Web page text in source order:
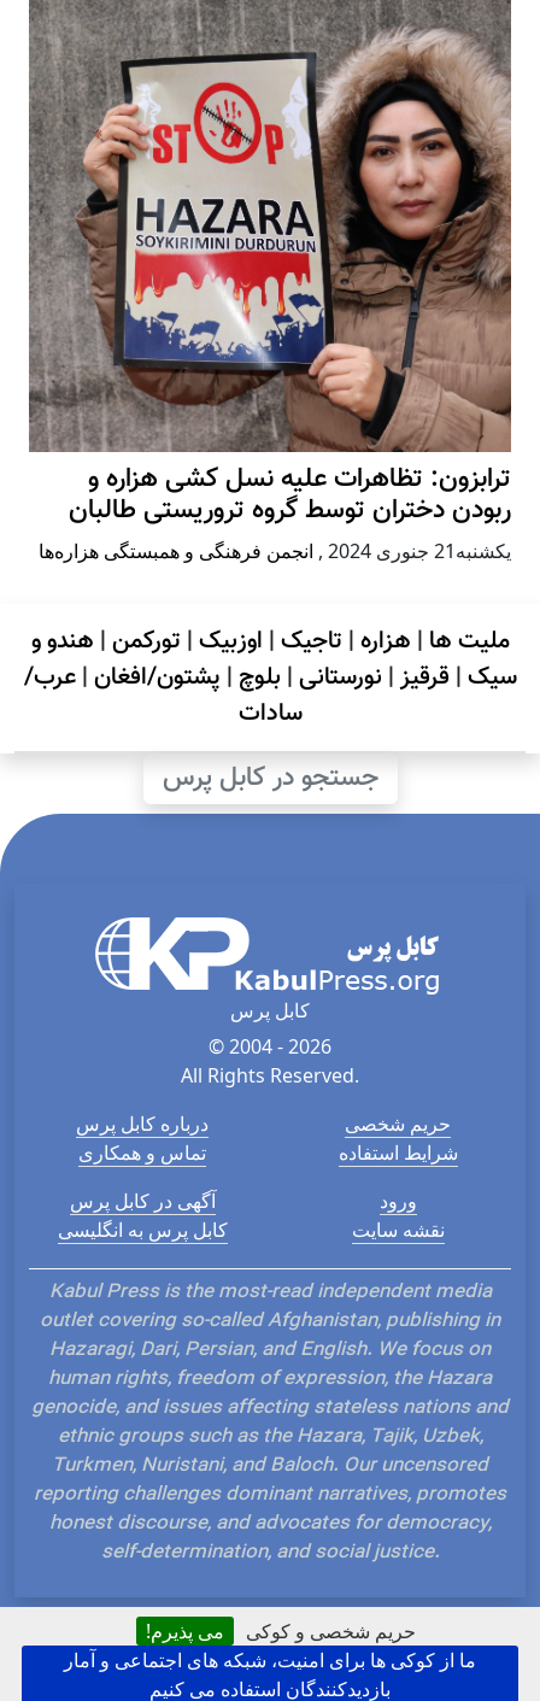
حریم شخصی و کوکی
می پذیرم!
ما از کوکی ها برای امنیت، شبکه های اجتماعی و آمار
بازدیدکنندگان استفاده می کنیم
ترابزون: تظاهرات علیه نسل کشی هزاره و
ربودن دختران توسط گروه تروریستی طالبان
يكشنبه21 جنوری 2024 , انجمن فرهنگی و همبستگی هزاره‌ها
ملیت ها | هزاره| تاجیک| اوزبیک| تورکمن| هندو و
سیک| قرقیز| نورستانی| بلوچ | پشتون/افغان|عرب/
سادات
جستجو در کابل پرس
کابل پرس
© 2004 - 2026
All Rights Reserved.
درباره کابل پرس
تماس و همکاری
حریم شخصی
شرایط استفاده
آگهی در کابل پرس
کابل پرس به انگلیسی
ورود
نقشه سایت
Kabul Press is the most-read independent media
outlet covering so-called Afghanistan, publishing in
Hazaragi, Dari, Persian, and English. We focus on
human rights, freedom of expression, the Hazara
genocide, and issues affecting stateless nations and
ethnic groups such as the Hazara, Tajik, Uzbek,
Turkmen, Nuristani, and Baloch. Our uncensored
reporting challenges dominant narratives, promotes
honest discourse, and advocates for democracy,
self-determination, and social justice.
Hosted and Developed by IP Plans